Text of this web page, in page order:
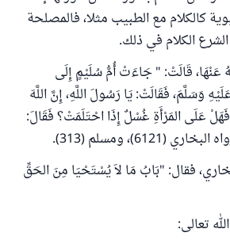
كالكلام مع الطبيب مثلا، فالمصلحة
الكلام في ذلك.
عَنْهَا، قَالَتْ: " جَاءَتْ أُمُّ سُلَيْمٍ إِلَى
وَسَلَّمَ، فَقَالَتْ: يَا رَسُولَ اللَّهِ، إِنَّ اللَّهَ
عَلَى المَرْأَةِ غُسْلٌ إِذَا احْتَلَمَتْ؟ فَقَالَ:
ومسلم (313).
فقال: "بَابُ مَا لاَ يُسْتَحْيَا مِنَ الحَقِّ
تعالى: